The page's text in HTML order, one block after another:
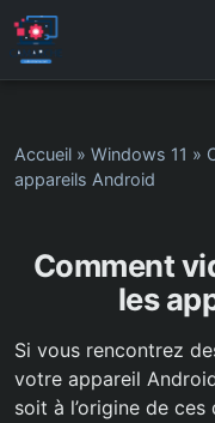
Accueil » Windows 11 »
appareils Android
Comment
les
Si vous rencontrez
votre appareil
soit à l’origine de